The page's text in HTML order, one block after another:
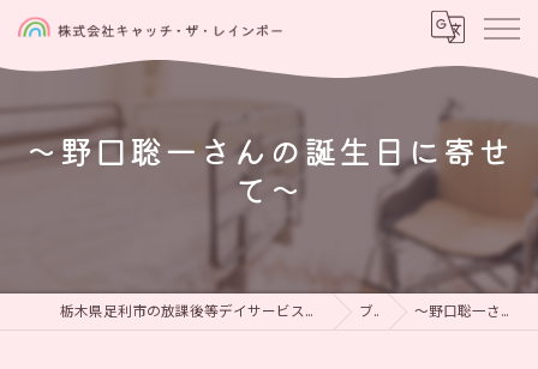
〜野口聡一さんの誕生日に寄せ
て〜
栃木県足利市の放課後等デイサービスなら児童発達支援と放課後等デイサービス 虹をつかもう ブログ 〜野口聡一さんの誕生日に寄せて〜